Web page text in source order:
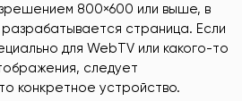
800×600 или выше, в
страница. Если
для WebTV или какого-то
следует
конкретное устройство.